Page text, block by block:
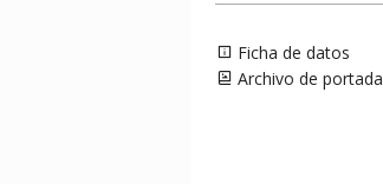
Ficha de datos
Archivo de portada